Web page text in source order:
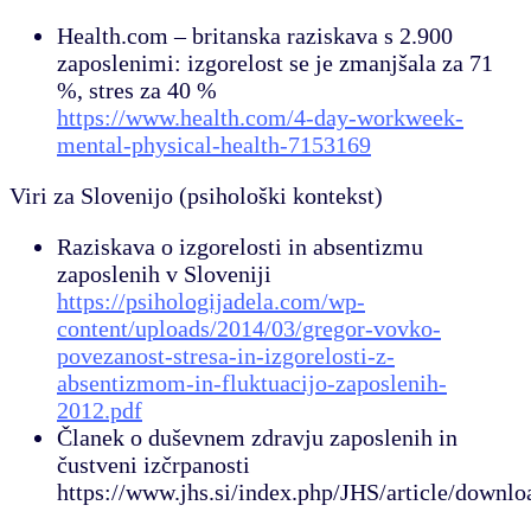
Health.com – britanska raziskava s 2.900
zaposlenimi: izgorelost se je zmanjšala za 71
%, stres za 40 %
https://www.health.com/4-day-workweek-
mental-physical-health-7153169
Viri za Slovenijo (psihološki kontekst)
Raziskava o izgorelosti in absentizmu
zaposlenih v Sloveniji
https://psihologijadela.com/wp-
content/uploads/2014/03/gregor-vovko-
povezanost-stresa-in-izgorelosti-z-
absentizmom-in-fluktuacijo-zaposlenih-
2012.pdf
Članek o duševnem zdravju zaposlenih in
čustveni izčrpanosti
https://www.jhs.si/index.php/JHS/article/